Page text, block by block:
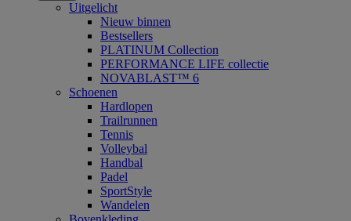
Uitgelicht
Nieuw binnen
Bestsellers
PLATINUM Collection
PERFORMANCE LIFE collectie
NOVABLAST™ 6
Schoenen
Hardlopen
Trailrunnen
Tennis
Volleybal
Handbal
Padel
SportStyle
Wandelen